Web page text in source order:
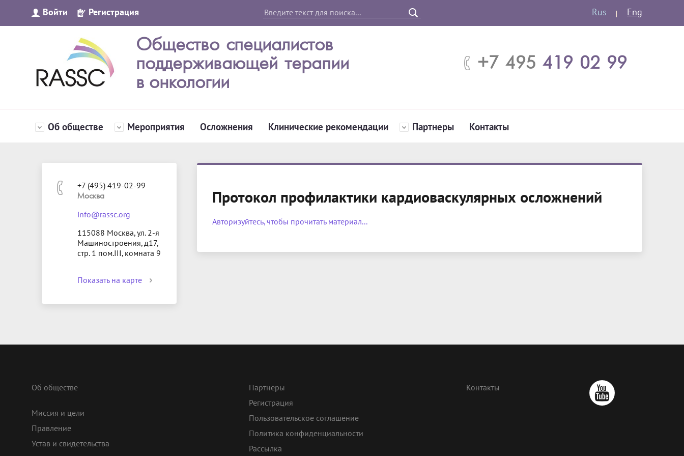
Войти Регистрация Rus Eng
Общество специалистов
поддерживающей терапии
в онкологии
+7 495 419 02 99
Об обществе Мероприятия Осложнения Клинические рекомендации Партнеры Контакты
+7 (495) 419-02-99
Москва
info@rassc.org
115088 Москва, ул. 2-я
Машиностроения, д17,
стр. 1 пом.III, комната 9
Показать на карте
Протокол профилактики кардиоваскулярных осложнений
Авторизуйтесь, чтобы прочитать материал...
Об обществе
Миссия и цели
Правление
Устав и свидетельства
Партнеры
Регистрация
Пользовательское соглашение
Политика конфиденциальности
Рассылка
Контакты